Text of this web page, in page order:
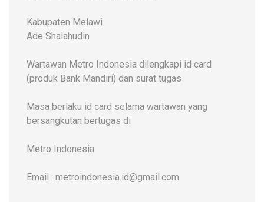
Kabupaten Melawi
Ade Shalahudin
Wartawan Metro Indonesia dilengkapi id card
(produk Bank Mandiri) dan surat tugas
Masa berlaku id card selama wartawan yang
bersangkutan bertugas di
Metro Indonesia
Email : metroindonesia.id@gmail.com